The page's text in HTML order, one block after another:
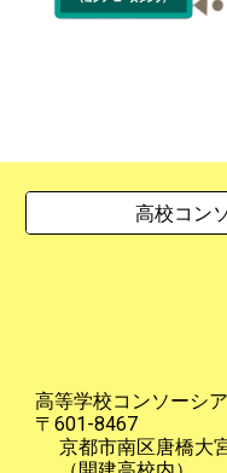
高校コン
高等学校コンソーシ
〒601-8467
京都市南区唐橋大